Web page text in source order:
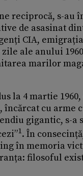
reciprocă, s-au
de asasinat
CIA,
ale anului
marilor
la 4 martie
încărcat cu
gigantic, s-a
1. În
în memoria
filosoful